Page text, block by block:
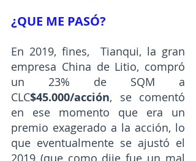
¿QUE ME PASÓ?
En 2019, fines,  Tianqui, la gran
empresa China de Litio, compró
un 23% de SQM a
CLC$45.000/acción, se comentó
en ese momento que era un
premio exagerado a la acción, lo
que eventualmente se ajustó el
2019 (que como dije fue un mal